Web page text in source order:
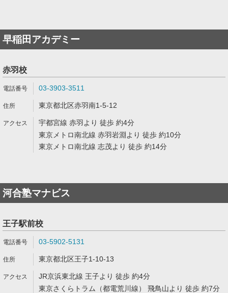
早稲田アカデミー
赤羽校
03-3903-3511
東京都北区赤羽南1-5-12
宇都宮線 赤羽より 徒歩 約4分
東京メトロ南北線 赤羽岩淵より 徒歩 約10分
東京メトロ南北線 志茂より 徒歩 約14分
河合塾マナビス
王子駅前校
03-5902-5131
東京都北区王子1-10-13
JR京浜東北線 王子より 徒歩 約4分
東京さくらトラム（都電荒川線） 飛鳥山より 徒歩 約7分